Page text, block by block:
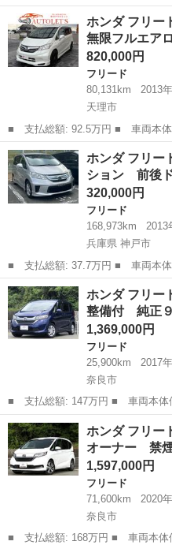
ー名： ホンダ ■ 車種名： フ
Ｖエアー ＥＸ 登録済み未使用車
バックカ...
奈良 奈良市 フリード
ホンダ フリ
無限フルエア
820,000円
フリード
80,131km
2013年
天理市
■ 支払総額: 92.5万円 ■ 車両本体価格： 820,000 円 ■ メーカー
名： ホンダ ■ 車種名： フリ
トセレクション 無限フルエアロ
ミ・社外ナビ...
奈良 天理市 フリード
ホンダ フリー
ション 前後
320,000円
フリード
168,973km
2013
兵庫県 神戸市
■ 支払総額: 37.7万円 ■ 車両本体価格： 320,000 円 ■ メーカー
名： ホンダ ■ 車種名： フリー
名： ジャストセレクション 前後
イド／禁煙車／ブ...
兵庫 神戸市 フリード
ホンダ フリー
整備付 純正
1,369,000円
フリード
25,900km
2017年
奈良市
■ 支払総額: 147万円 ■ 車両本体価格： 1,369,000 円 ■ メーカー
名： ホンダ ■ 車種名： フリ
センシング 車検整備付 純正９
ーダークル...
奈良 奈良市 フリード
ホンダ フリー
オーナー 禁
1,597,000円
フリード
71,600km
2020年
奈良市
■ 支払総額: 168万円 ■ 車両本体価格： 1,597,000 円 ■ メーカー